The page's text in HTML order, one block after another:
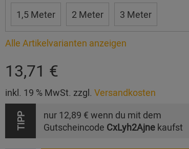
1,5 Meter 2 Meter 3 Meter
Alle Artikelvarianten anzeigen
13,71 €
inkl. 19 % MwSt. zzgl. Versandkosten
TIPP nur 12,89 € wenn du mit dem
Gutscheincode CxLyh2Ajnekaufst